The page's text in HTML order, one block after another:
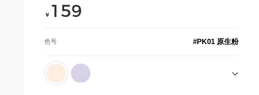
￥ 159
色号 #PK01 原生粉